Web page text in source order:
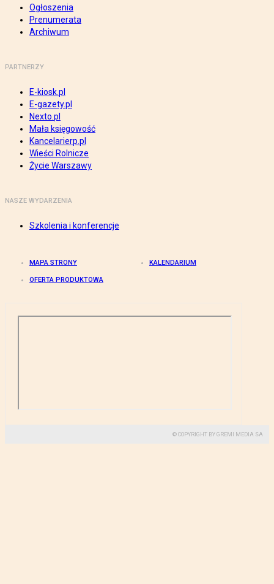
Ogłoszenia
Prenumerata
Archiwum
PARTNERZY
E-kiosk.pl
E-gazety.pl
Nexto.pl
Mała księgowość
Kancelarierp.pl
Wieści Rolnicze
Życie Warszawy
NASZE WYDARZENIA
Szkolenia i konferencje
MAPA STRONY KALENDARIUM
OFERTA PRODUKTOWA
© COPYRIGHT BY GREMI MEDIA SA